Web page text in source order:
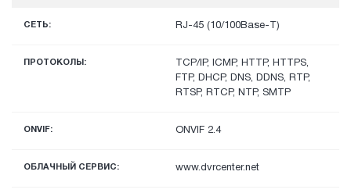
СЕТЬ: RJ-45 (10/100Base-T)
ПРОТОКОЛЫ:
TCP/IP, ICMP, HTTP, HTTPS,
FTP, DHCP, DNS, DDNS, RTP,
RTSP, RTCP, NTP, SMTP
ONVIF: ONVIF 2.4
ОБЛАЧНЫЙ СЕРВИС: www.dvrcenter.net